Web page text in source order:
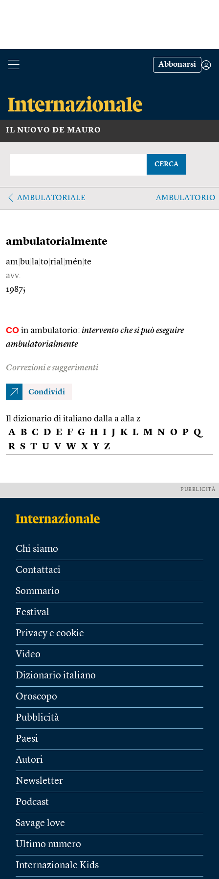
Abbonarsi
IL NUOVO DE MAURO
CERCA
AMBULATORIALE AMBULATORIO
ambulatorialmente
am bu la to rial mén te
avv.
1987;
CO in ambulatorio: intervento che si può eseguire
ambulatorialmente
Correzioni e suggerimenti
Condividi
Il dizionario di italiano dalla a alla z
A B C D E F G H I J K L M N O P Q
R S T U V W X Y Z
PUBBLICITÀ
Chi siamo
Contattaci
Sommario
Festival
Privacy e cookie
Video
Dizionario italiano
Oroscopo
Pubblicità
Paesi
Autori
Newsletter
Podcast
Savage love
Ultimo numero
Internazionale Kids